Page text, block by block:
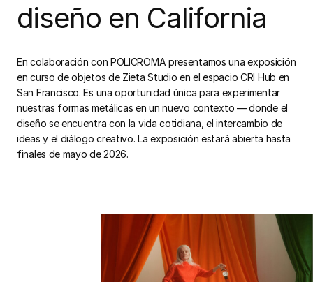
diseño en California
En colaboración con POLICROMA presentamos una exposición
en curso de objetos de Zieta Studio en el espacio CRI Hub en
San Francisco. Es una oportunidad única para experimentar
nuestras formas metálicas en un nuevo contexto — donde el
diseño se encuentra con la vida cotidiana, el intercambio de
ideas y el diálogo creativo. La exposición estará abierta hasta
finales de mayo de 2026.